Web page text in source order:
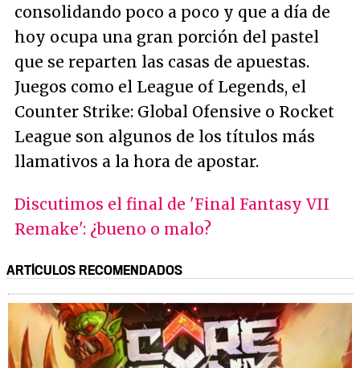
consolidando poco a poco y que a día de
hoy ocupa una gran porción del pastel
que se reparten las casas de apuestas.
Juegos como el League of Legends, el
Counter Strike: Global Ofensive o Rocket
League son algunos de los títulos más
llamativos a la hora de apostar.
Discutimos el final de 'Final Fantasy VII
Remake': ¿bueno o malo?
ARTÍCULOS RECOMENDADOS